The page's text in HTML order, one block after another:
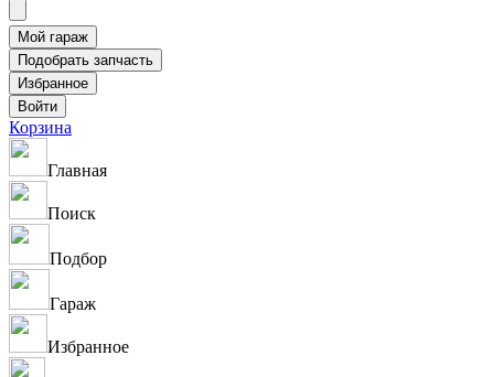
Корзина
Главная
Поиск
Подбор
Гараж
Избранное